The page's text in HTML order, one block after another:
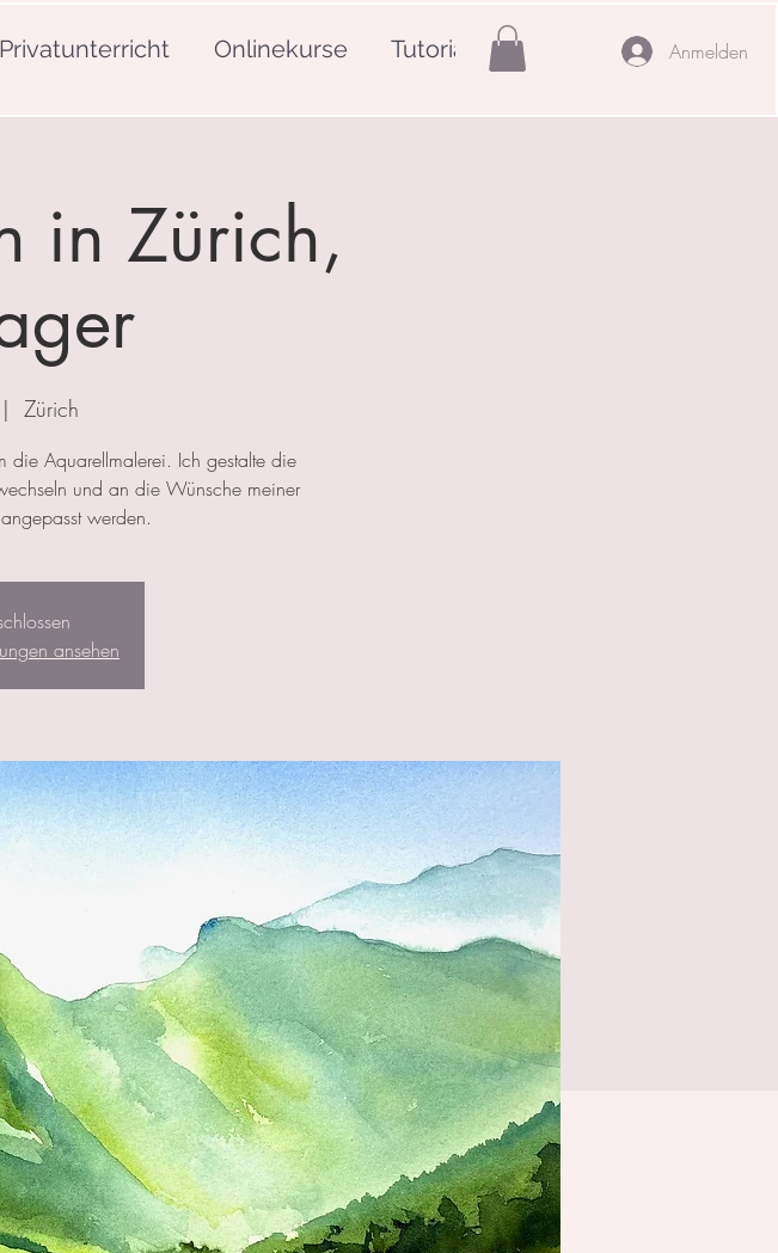
Privatunterricht Onlinekurse Tutorials Anmelden
in Zürich,
Zürich
die Aquarellmalerei. Ich gestalte die
und an die Wünsche meiner
werden.
ansehen